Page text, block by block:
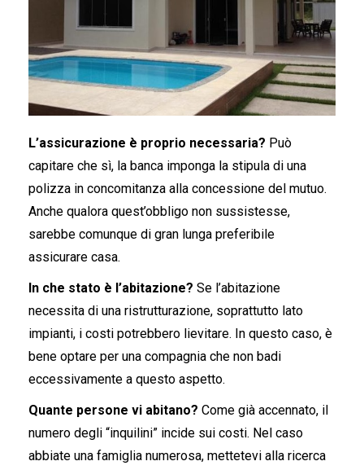
L’assicurazione è proprio necessaria? Può
capitare che sì, la banca imponga la stipula di una
polizza in concomitanza alla concessione del mutuo.
Anche qualora quest’obbligo non sussistesse,
sarebbe comunque di gran lunga preferibile
assicurare casa.
In che stato è l’abitazione? Se l’abitazione
necessita di una ristrutturazione, soprattutto lato
impianti, i costi potrebbero lievitare. In questo caso, è
bene optare per una compagnia che non badi
eccessivamente a questo aspetto.
Quante persone vi abitano? Come già accennato, il
numero degli “inquilini” incide sui costi. Nel caso
abbiate una famiglia numerosa, mettetevi alla ricerca